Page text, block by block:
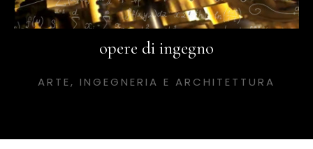
opere di ingegno
ARTE, INGEGNERIA E ARCHITETTURA